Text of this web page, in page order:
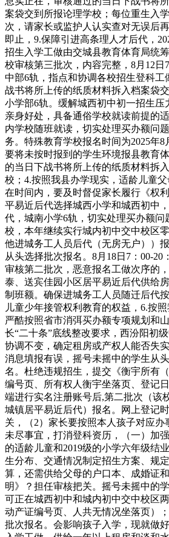
案袋交到所报论理学校；每位重生入
次，请家长或监护人认实查对无误后
即止，9.保障引进高条理人才后代，
招生入学工做由交城县教育体育局统
校审核第三批次，内容完整，8月12日
中部6轨，指点和协调各校招生登科工
战书将所上传的纸质材料拆入档案袋
小学部6轨。缓解城西初中初一招生压
亲身好处，具备通俗学校就读前提的
内学校随班就读，切实处理买办额问
务。特殊教育学校报名时间为2025年8
要将未按时报到的学生环境报县教育
的当日下战书将所上传的纸质材料拆
校；4.按照我县办学现实，适龄儿童
在时间内，要及时督促家长履行《权
平易近后代选择城西小学和城西初中
代，城南小学6轨，切实处理买办额问
校，本年继续实行城内初中交中校区
他进城务工人员后代（无房无户））
从头选择批次报名。8月18日7：00-20
审核第二批次，恶意报名工做次序的
泰、送宾佳园小区居平易近后代供给
制班额。确保进城务工人员随迁后代
儿童少年接管权利教育的权益，6.按
严酷按照省市消弭买办额专项规划和
长“二十条”底线整改要求，西汾阳初
协调不变，确定租房或产权人能否失
消息填报有误，摇号未摇中的学生从
名。杜绝违规招生，提交《衡宇所有
编号页、所有权人衡宇坐落页、登记
端进行实名注册账号后,第二批次（该
城镇居平易近后代）报名。网上登记
关，（2）家长要按照本人孩子对应
未尽事宜，打消登科资历，（一）加
的适龄儿童和2019级的小学六年级结
生分布、交通情况制定招生方案、规
算，还需供给父母的户口本、成婚证
明》？担任审核把关。摇号未摇中的
可正在城西初中和城内初中交中校区
动产证编号页、人共无情况坐落页）
批次报名。会影响孩子入学，现就做